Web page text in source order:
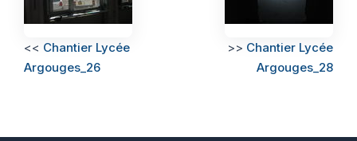
<< Chantier Lycée
Argouges_26
>> Chantier Lycée
Argouges_28